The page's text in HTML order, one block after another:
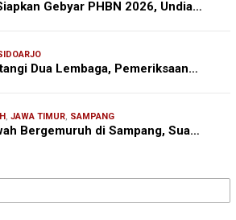
Gebyar PHBN 2026, Undia…
Dua Lembaga, Pemeriksaan…
, JAWA TIMUR, SAMPANG
Bergemuruh di Sampang, Sua…